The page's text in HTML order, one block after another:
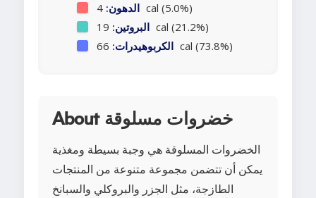
الدهون: 4 cal (5.0%)
البروتين: 19 cal (21.2%)
الكربوهيدرات: 66 cal (73.8%)
About خضروات مسلوقة
الخضروات المسلوقة هي وجبة بسيطة ومغذية
يمكن أن تتضمن مجموعة متنوعة من المنتجات
الطازجة، مثل الجزر والبروكلي والسبانخ